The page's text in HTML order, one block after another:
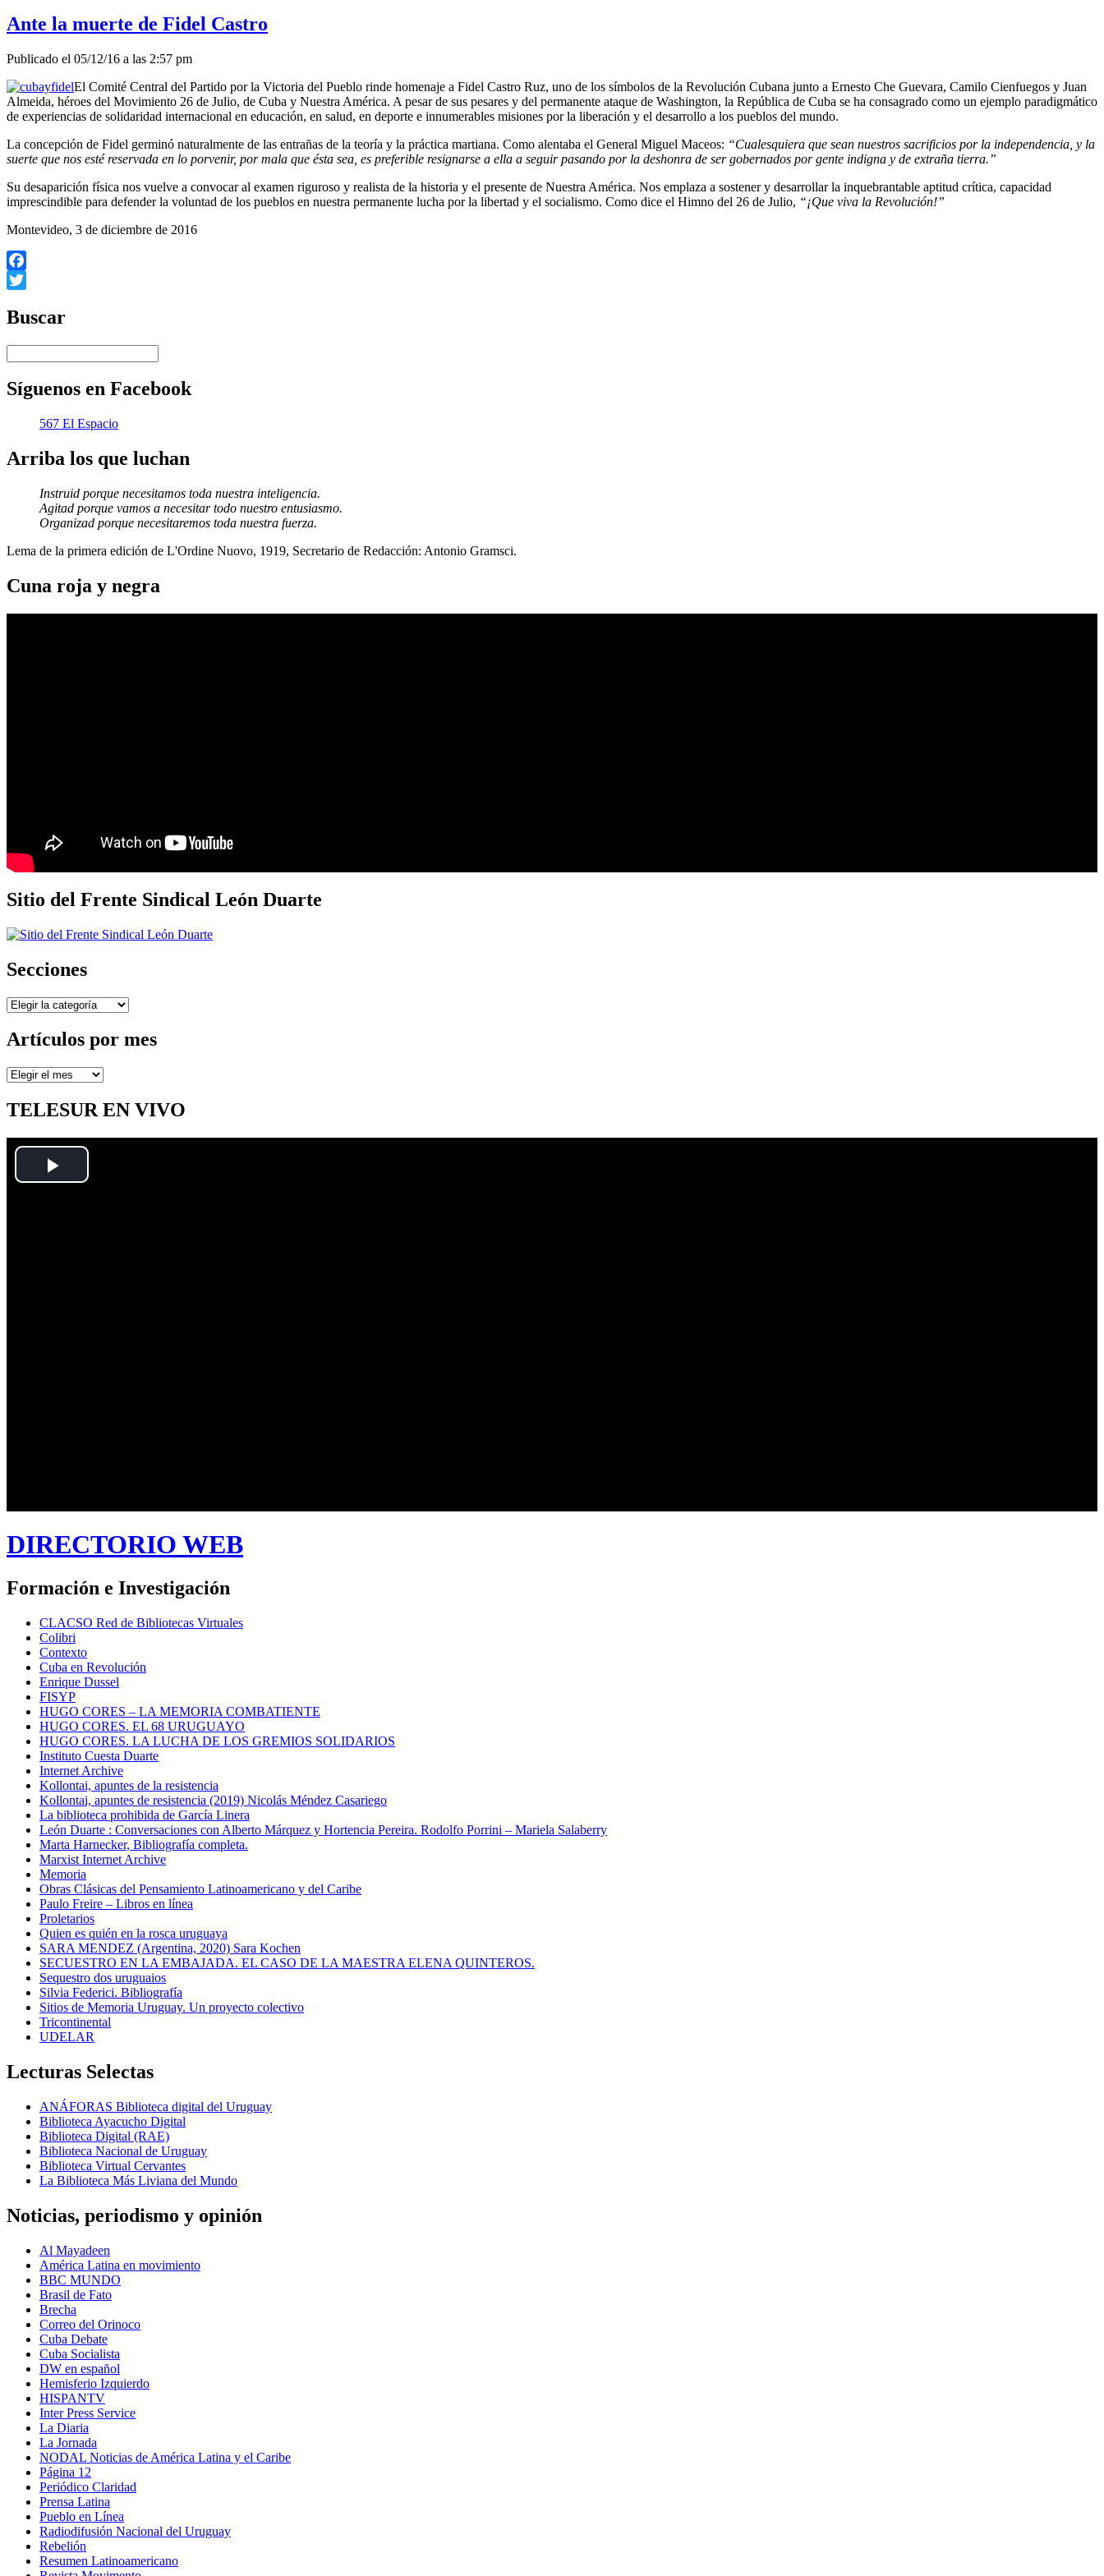
Ante la muerte de Fidel Castro
Publicado el 05/12/16 a las 2:57 pm
El Comité Central del Partido por la Victoria del Pueblo rinde homenaje a Fidel Castro Ruz, uno de los símbolos de la Revolución Cubana junto a Ernesto Che Guevara, Camilo Cienfuegos y Juan
Almeida, héroes del Movimiento 26 de Julio, de Cuba y Nuestra América. A pesar de sus pesares y del permanente ataque de Washington, la República de Cuba se ha consagrado como un ejemplo paradigmático
de experiencias de solidaridad internacional en educación, en salud, en deporte e innumerables misiones por la liberación y el desarrollo a los pueblos del mundo.
La concepción de Fidel germinó naturalmente de las entrañas de la teoría y la práctica martiana. Como alentaba el General Miguel Maceos: “Cualesquiera que sean nuestros sacrificios por la independencia, y la
suerte que nos esté reservada en lo porvenir, por mala que ésta sea, es preferible resignarse a ella a seguir pasando por la deshonra de ser gobernados por gente indigna y de extraña tierra.”
Su desaparición física nos vuelve a convocar al examen riguroso y realista de la historia y el presente de Nuestra América. Nos emplaza a sostener y desarrollar la inquebrantable aptitud crítica, capacidad
imprescindible para defender la voluntad de los pueblos en nuestra permanente lucha por la libertad y el socialismo. Como dice el Himno del 26 de Julio, “¡Que viva la Revolución!”
Montevideo, 3 de diciembre de 2016
Facebook
Buscar
Síguenos en Facebook
567 El Espacio
Arriba los que luchan
Instruid porque necesitamos toda nuestra inteligencia.
Agitad porque vamos a necesitar todo nuestro entusiasmo.
Organizad porque necesitaremos toda nuestra fuerza.
Lema de la primera edición de L'Ordine Nuovo, 1919, Secretario de Redacción: Antonio Gramsci.
Cuna roja y negra
Sitio del Frente Sindical León Duarte
Secciones
Secciones
Artículos por mes
Artículos
mes
TELESUR EN VIVO
DIRECTORIO WEB
Formación e Investigación
CLACSO Red de Bibliotecas Virtuales
Colibri
Contexto
Cuba en Revolución
Enrique Dussel
FISYP
HUGO CORES – LA MEMORIA COMBATIENTE
HUGO CORES. EL 68 URUGUAYO
HUGO CORES. LA LUCHA DE LOS GREMIOS SOLIDARIOS
Instituto Cuesta Duarte
Internet Archive
Kollontai, apuntes de la resistencia
Kollontai, apuntes de resistencia (2019) Nicolás Méndez Casariego
La biblioteca prohibida de García Linera
León Duarte : Conversaciones con Alberto Márquez y Hortencia Pereira. Rodolfo Porrini – Mariela Salaberry
Marta Harnecker, Bibliografía completa.
Marxist Internet Archive
Memoria
Obras Clásicas del Pensamiento Latinoamericano y del Caribe
Paulo Freire – Libros en línea
Proletarios
Quien es quién en la rosca uruguaya
SARA MENDEZ (Argentina, 2020) Sara Kochen
SECUESTRO EN LA EMBAJADA. EL CASO DE LA MAESTRA ELENA QUINTEROS.
Sequestro dos uruguaios
Silvia Federici. Bibliografía
Sitios de Memoria Uruguay. Un proyecto colectivo
Tricontinental
UDELAR
Lecturas Selectas
ANÁFORAS Biblioteca digital del Uruguay
Biblioteca Ayacucho Digital
Biblioteca Digital (RAE)
Biblioteca Nacional de Uruguay
Biblioteca Virtual Cervantes
La Biblioteca Más Liviana del Mundo
Noticias, periodismo y opinión
Al Mayadeen
América Latina en movimiento
BBC MUNDO
Brasil de Fato
Brecha
Correo del Orinoco
Cuba Debate
Cuba Socialista
DW en español
Hemisferio Izquierdo
HISPANTV
Inter Press Service
La Diaria
La Jornada
NODAL Noticias de América Latina y el Caribe
Página 12
Periódico Claridad
Prensa Latina
Pueblo en Línea
Radiodifusión Nacional del Uruguay
Rebelión
Resumen Latinoamericano